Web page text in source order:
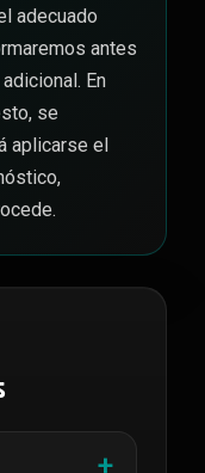
adecuado
antes
En
se
aplicarse el